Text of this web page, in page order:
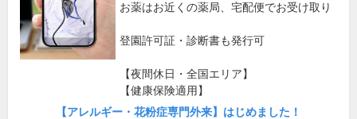
お薬はお近くの薬局、宅配便でお受け取り
登園許可証・診断書も発行可
【夜間休日・全国エリア】
【健康保険適用】
【アレルギー・花粉症専門外来】はじめました！